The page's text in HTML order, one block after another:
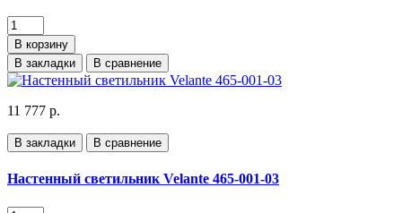
В корзину
В закладки
В сравнение
11 777 р.
В закладки В сравнение
Настенный светильник Velante 465-001-03